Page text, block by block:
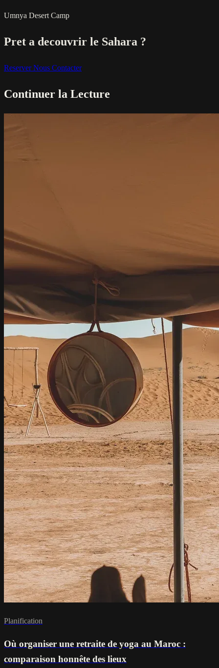
Umnya Desert Camp
Pret a decouvrir le Sahara ?
ReserverNous Contacter
Continuer la Lecture
Planification
Où organiser une retraite de yoga au Maroc :
comparaison honnête des lieux